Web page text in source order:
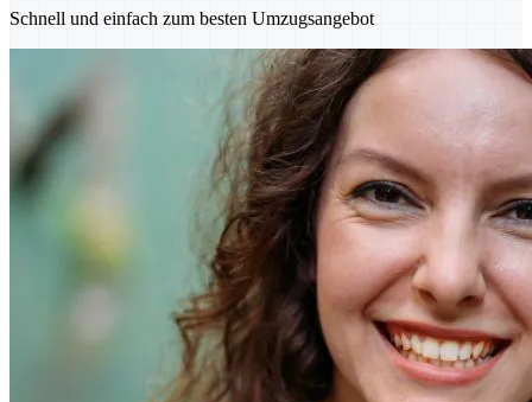
Schnell und einfach zum besten Umzugsangebot